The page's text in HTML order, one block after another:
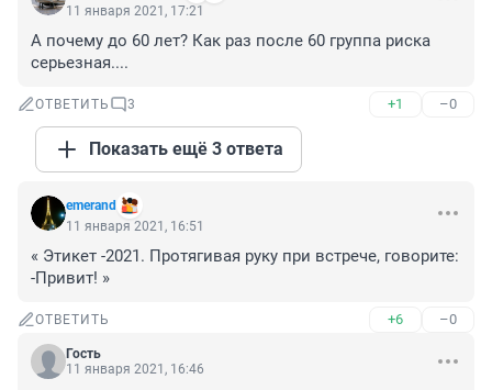
11 января 2021, 17:21
А почему до 60 лет? Как раз после 60 группа риска
серьезная....
ОТВЕТИТЬ 3 +1 –0
Показать ещё 3 ответа
emerand
11 января 2021, 16:51
« Этикет -2021. Протягивая руку при встрече, говорите:
-Привит! »
ОТВЕТИТЬ +6 –0
Гость
11 января 2021, 16:46